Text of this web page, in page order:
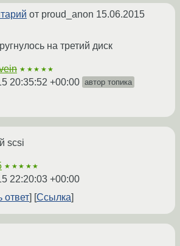
от proud_anon 15.06.2015
на третий диск
★★★★★
20:35:52 +00:00 автор топика
scsi
★★★★★
22:20:03 +00:00
ответ
Ссылка